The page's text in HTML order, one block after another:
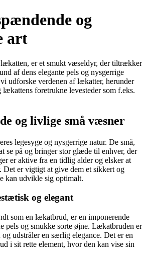
og
art
er et smukt væseldyr, der tiltrækker
af dens elegante pels og nysgerrige
udforske verdenen af lækatter, herunder
foretrukne levesteder som f.eks.
og livlige små væsner
legesyge og nysgerrige natur. De små,
se på og bringer stor glæde til enhver, der
er aktive fra en tidlig alder og elsker at
Det er vigtigt at give dem et sikkert og
kan udvikle sig optimalt.
og elegant
som en lækatbrud, er en imponerende
pels og smukke sorte øjne. Lækatbruden er
udstråler en særlig elegance. Det er en
i sit rette element, hvor den kan vise sin